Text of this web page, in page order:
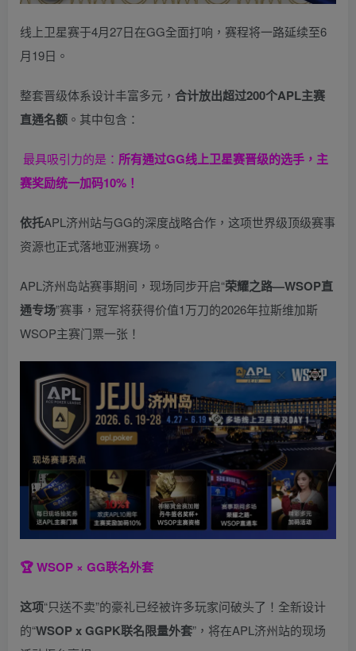
线上卫星赛于4月27日在GG全面打响，赛程将一路延续至6
月19日。
整套晋级体系设计丰富多元， 合计放出超过200个APL主赛
直通名额 。其中包含：
最具吸引力的是： 所有通过GG线上卫星赛晋级的选手，主
赛奖励统一加码10% ！
依托APL济州站与GG的深度战略合作，这项世界级顶级赛事
资源也正式落地亚洲赛场。
APL济州岛站赛事期间，现场同步开启“荣耀之路—WSOP直
通专场”赛事，冠军将获得价值1万刀的2026年拉斯维加斯
WSOP主赛门票一张！
🏆 WSOP × GG联名外套
这项“只送不卖”的豪礼已经被许多玩家问破头了！全新设计
的“WSOP x GGPK联名限量外套”，将在APL济州站的现场